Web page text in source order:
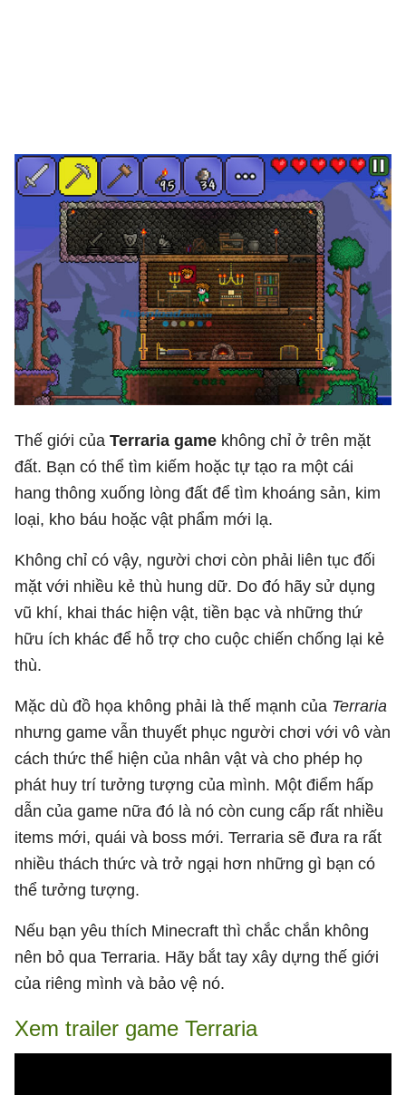
Thế giới của Terraria game không chỉ ở trên mặt
đất. Bạn có thể tìm kiếm hoặc tự tạo ra một cái
hang thông xuống lòng đất để tìm khoáng sản, kim
loại, kho báu hoặc vật phẩm mới lạ.
Không chỉ có vậy, người chơi còn phải liên tục đối
mặt với nhiều kẻ thù hung dữ. Do đó hãy sử dụng
vũ khí, khai thác hiện vật, tiền bạc và những thứ
hữu ích khác để hỗ trợ cho cuộc chiến chống lại kẻ
thù.
Mặc dù đồ họa không phải là thế mạnh của Terraria
nhưng game vẫn thuyết phục người chơi với vô vàn
cách thức thể hiện của nhân vật và cho phép họ
phát huy trí tưởng tượng của mình. Một điểm hấp
dẫn của game nữa đó là nó còn cung cấp rất nhiều
items mới, quái và boss mới. Terraria sẽ đưa ra rất
nhiều thách thức và trở ngại hơn những gì bạn có
thể tưởng tượng.
Nếu bạn yêu thích Minecraft thì chắc chắn không
nên bỏ qua Terraria. Hãy bắt tay xây dựng thế giới
của riêng mình và bảo vệ nó.
Xem trailer game Terraria